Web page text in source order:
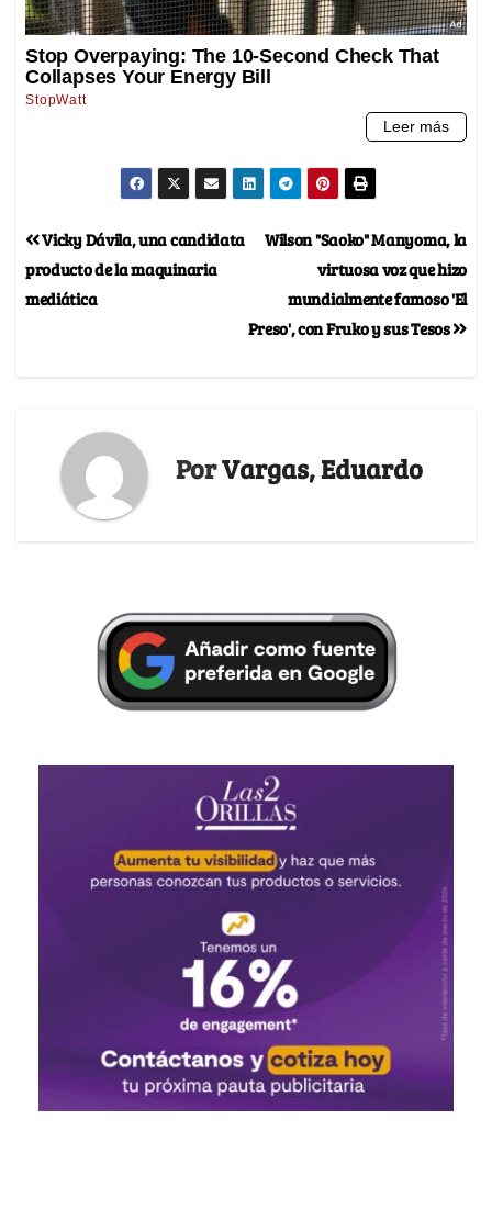
Wilson "Saoko" Manyoma, la
virtuosa voz que hizo
mundialmente famoso 'El
Preso', con Fruko y sus Tesos
Vicky Dávila, una candidata
producto de la maquinaria
mediática
PorVargas, Eduardo